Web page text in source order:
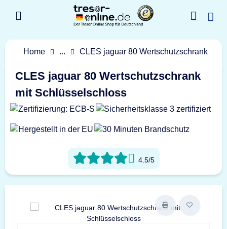
Home ... CLES jaguar 80 Wertschutzschrank
CLES jaguar 80 Wertschutzschrank
mit Schlüsselschloss
4.5/5